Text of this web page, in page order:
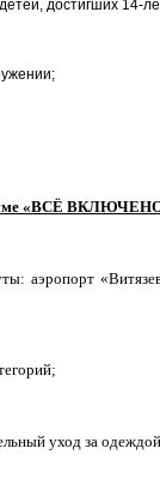
достигших 14-
«ВСЁ
аэропорт
уход за